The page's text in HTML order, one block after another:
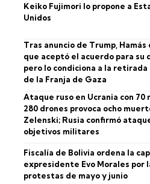
Keiko Fujimori lo propone a
Unidos
Tras anuncio de Trump, Hamás
que aceptó el acuerdo para su
pero lo condiciona a la retirada
de la Franja de Gaza
Ataque ruso en Ucrania con 70
280 drones provoca ocho
Zelenski; Rusia confirmó
objetivos militares
Fiscalía de Bolivia ordena la
expresidente Evo Morales por
protestas de mayo y junio